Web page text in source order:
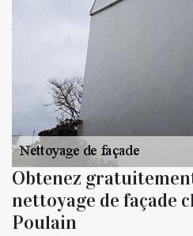
Obtenez
nettoyage de façade
Poulain